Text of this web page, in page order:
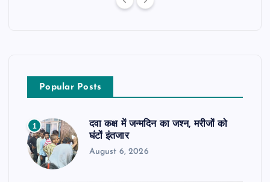
Popular Posts
1
दवा कक्ष में जन्मदिन का जश्न, मरीजों को
घंटों इंतजार
August 6, 2026